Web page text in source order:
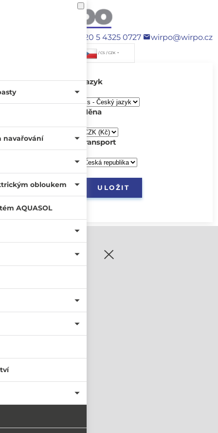
+420 5 4325 0727 wirpo@wirpo.cz
/ CS / CZK
Jazyk
Měna
transport
PŘIHLÁSIT SE
nastavit nové heslo
navařování
obloukem
AQUASOL